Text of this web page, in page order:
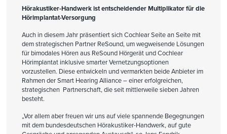
Hörakustiker-Handwerk ist entscheidender Multiplikator für die
Hörimplantat-Versorgung
Auch in diesem Jahr präsentiert sich Cochlear Seite an Seite mit
dem strategischen Partner ReSound, um wegweisende Lösungen
für bimodales Hören aus ReSound Hörgerät und Cochlear
Hörimplantat inklusive smarter Vernetzungsoptionen
vorzustellen. Diese entwickeln und vermarkten beide Anbieter im
Rahmen der Smart Hearing Alliance – einer erfolgreichen,
strategischen Partnerschaft, die seit mittlerweile sieben Jahren
besteht.
„Vor allem aber freuen wir uns auf viele spannende Begegnungen
mit dem bundesdeutschen Hörakustiker-Handwerk, auf gute